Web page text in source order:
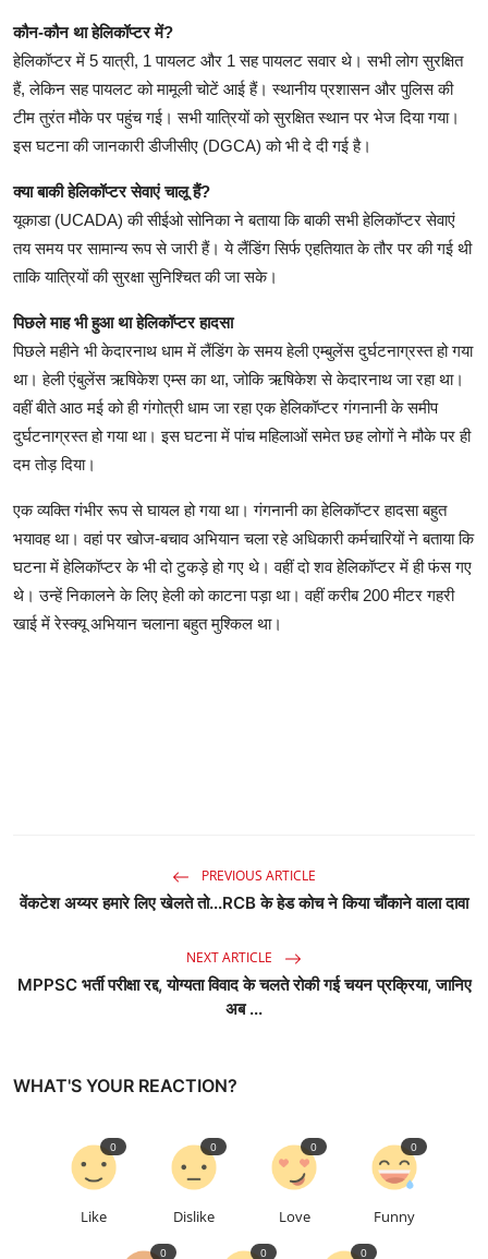
कौन-कौन था हेलिकॉप्टर में?
हेलिकॉप्टर में 5 यात्री, 1 पायलट और 1 सह पायलट सवार थे। सभी लोग सुरक्षित
हैं, लेकिन सह पायलट को मामूली चोटें आई हैं। स्थानीय प्रशासन और पुलिस की
टीम तुरंत मौके पर पहुंच गई। सभी यात्रियों को सुरक्षित स्थान पर भेज दिया गया।
इस घटना की जानकारी डीजीसीए (DGCA) को भी दे दी गई है।
क्या बाकी हेलिकॉप्टर सेवाएं चालू हैं?
यूकाडा (UCADA) की सीईओ सोनिका ने बताया कि बाकी सभी हेलिकॉप्टर सेवाएं
तय समय पर सामान्य रूप से जारी हैं। ये लैंडिंग सिर्फ एहतियात के तौर पर की गई थी
ताकि यात्रियों की सुरक्षा सुनिश्चित की जा सके।
पिछले माह भी हुआ था हेलिकॉप्टर हादसा
पिछले महीने भी केदारनाथ धाम में लैंडिंग के समय हेली एम्बुलेंस दुर्घटनाग्रस्त हो गया
था। हेली एंबुलेंस ऋषिकेश एम्स का था, जोकि ऋषिकेश से केदारनाथ जा रहा था।
वहीं बीते आठ मई को ही गंगोत्री धाम जा रहा एक हेलिकॉप्टर गंगनानी के समीप
दुर्घटनाग्रस्त हो गया था। इस घटना में पांच महिलाओं समेत छह लोगों ने मौके पर ही
दम तोड़ दिया।
एक व्यक्ति गंभीर रूप से घायल हो गया था। गंगनानी का हेलिकॉप्टर हादसा बहुत
भयावह था। वहां पर खोज-बचाव अभियान चला रहे अधिकारी कर्मचारियों ने बताया कि
घटना में हेलिकॉप्टर के भी दो टुकड़े हो गए थे। वहीं दो शव हेलिकॉप्टर में ही फंस गए
थे। उन्हें निकालने के लिए हेली को काटना पड़ा था। वहीं करीब 200 मीटर गहरी
खाई में रेस्क्यू अभियान चलाना बहुत मुश्किल था।
PREVIOUS ARTICLE
वेंकटेश अय्यर हमारे लिए खेलते तो...RCB के हेड कोच ने किया चौंकाने वाला दावा
NEXT ARTICLE
MPPSC भर्ती परीक्षा रद्द, योग्यता विवाद के चलते रोकी गई चयन प्रक्रिया, जानिए
अब ...
WHAT'S YOUR REACTION?
Like
0
Dislike
0
Love
0
Funny
0
0 0 0